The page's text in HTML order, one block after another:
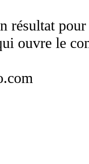
résultat
ouvre le